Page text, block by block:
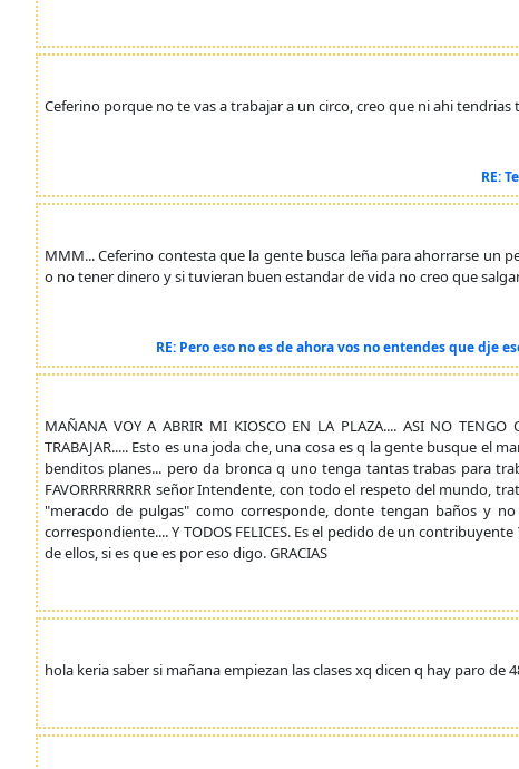
Ceferino porque no te vas a trabajar a un circo, creo que ni ahi
RE:
MMM... Ceferino contesta que la gente busca leña para ahorrarse un
o no tener dinero y si tuvieran buen estandar de vida no creo que
RE: Pero eso no es de ahora vos no entendes que dje
MAÑANA VOY A ABRIR MI KIOSCO EN LA PLAZA.... ASI NO TENGO
TRABAJAR..... Esto es una joda che, una cosa es q la gente busque
benditos planes... pero da bronca q uno tenga tantas trabas para
FAVORRRRRRRR señor Intendente, con todo el respeto del mundo,
"meracdo de pulgas" como corresponde, donte tengan baños y
correspondiente.... Y TODOS FELICES. Es el pedido de un
de ellos, si es que es por eso digo. GRACIAS
hola keria saber si mañana empiezan las clases xq dicen q hay paro de